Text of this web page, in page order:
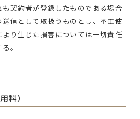
も契約者が登録したものである場合
送信として取扱うものとし、不正使
より生じた損害については一切責任
。
料）